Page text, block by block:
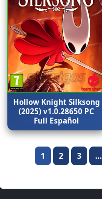
Hollow Knight Silksong
(2025) v1.0.28650 PC
Full Español
Paginación
entradas
1 2 3 …